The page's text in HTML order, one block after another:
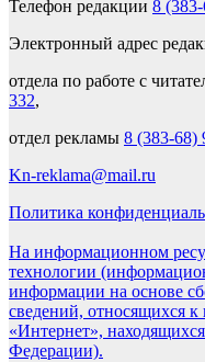
Телефон редакции 8
Электронный адрес
отдела по работе с
332,
отдел рекламы 8 (383-68)
Kn-reklama@mail.ru
Политика
На информационном
технологии
информации на основе
сведений, относящихся к
«Интернет»,
Федерации).